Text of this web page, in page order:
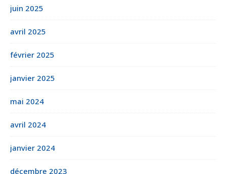
juin 2025
avril 2025
février 2025
janvier 2025
mai 2024
avril 2024
janvier 2024
décembre 2023